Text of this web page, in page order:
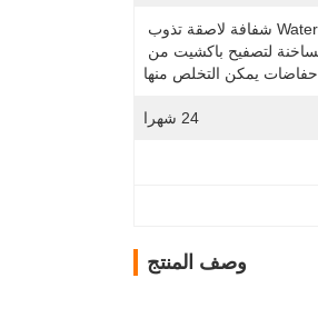
حفاضات يمكن التخلص منها
24 شهرا
وصف المنتج